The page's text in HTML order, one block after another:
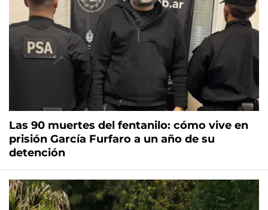
Las 90 muertes del fentanilo: cómo vive en
prisión García Furfaro a un año de su
detención